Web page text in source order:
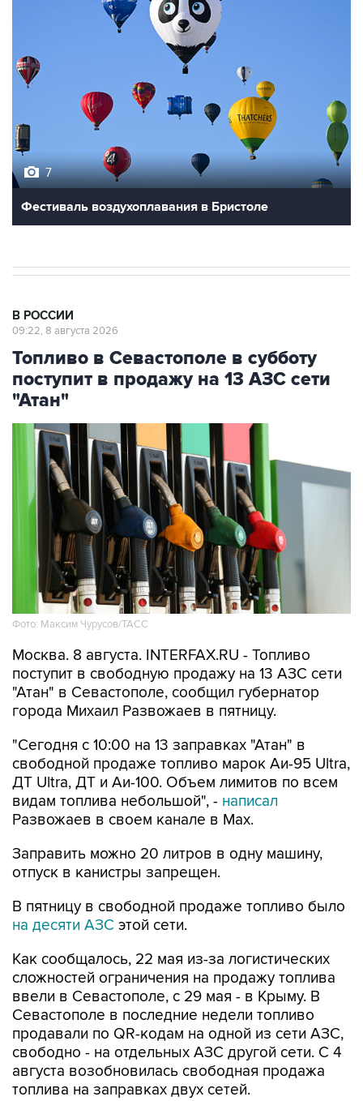
7
Фестиваль воздухоплавания в Бристоле
В РОССИИ
09:22, 8 августа 2026
Топливо в Севастополе в субботу
поступит в продажу на 13 АЗС сети
"Атан"
Фото: Максим Чурусов/ТАСС
Москва. 8 августа. INTERFAX.RU - Топливо
поступит в свободную продажу на 13 АЗС сети
"Атан" в Севастополе, сообщил губернатор
города Михаил Развожаев в пятницу.
"Сегодня с 10:00 на 13 заправках "Атан" в
свободной продаже топливо марок Аи-95 Ultra,
ДТ Ultra, ДТ и Аи-100. Объем лимитов по всем
видам топлива небольшой", - написал
Развожаев в своем канале в Max.
Заправить можно 20 литров в одну машину,
отпуск в канистры запрещен.
В пятницу в свободной продаже топливо было
на десяти АЗС этой сети.
Как сообщалось, 22 мая из-за логистических
сложностей ограничения на продажу топлива
ввели в Севастополе, с 29 мая - в Крыму. В
Севастополе в последние недели топливо
продавали по QR-кодам на одной из сети АЗС,
свободно - на отдельных АЗС другой сети. С 4
августа возобновилась свободная продажа
топлива на заправках двух сетей.